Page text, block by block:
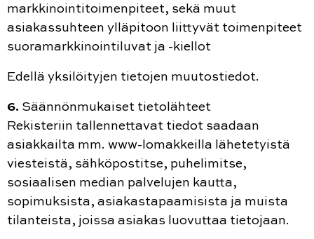
markkinointitoimenpiteet, sekä muut
asiakassuhteen ylläpitoon liittyvät toimenpiteet
suoramarkkinointiluvat ja -kiellot
Edellä yksilöityjen tietojen muutostiedot.
6. Säännönmukaiset tietolähteet
Rekisteriin tallennettavat tiedot saadaan
asiakkailta mm. www-lomakkeilla lähetetyistä
viesteistä, sähköpostitse, puhelimitse,
sosiaalisen median palvelujen kautta,
sopimuksista, asiakastapaamisista ja muista
tilanteista, joissa asiakas luovuttaa tietojaan.